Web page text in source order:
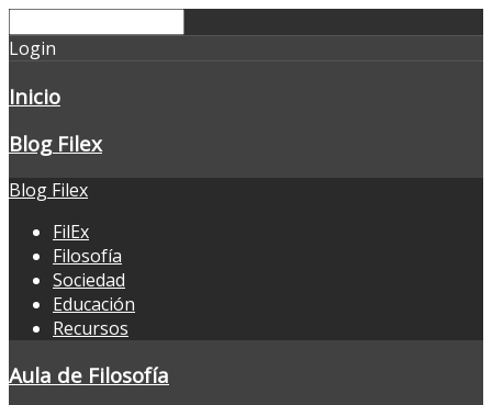
Login
Inicio
Blog Filex
Blog Filex
FilEx
Filosofía
Sociedad
Educación
Recursos
Aula de Filosofía